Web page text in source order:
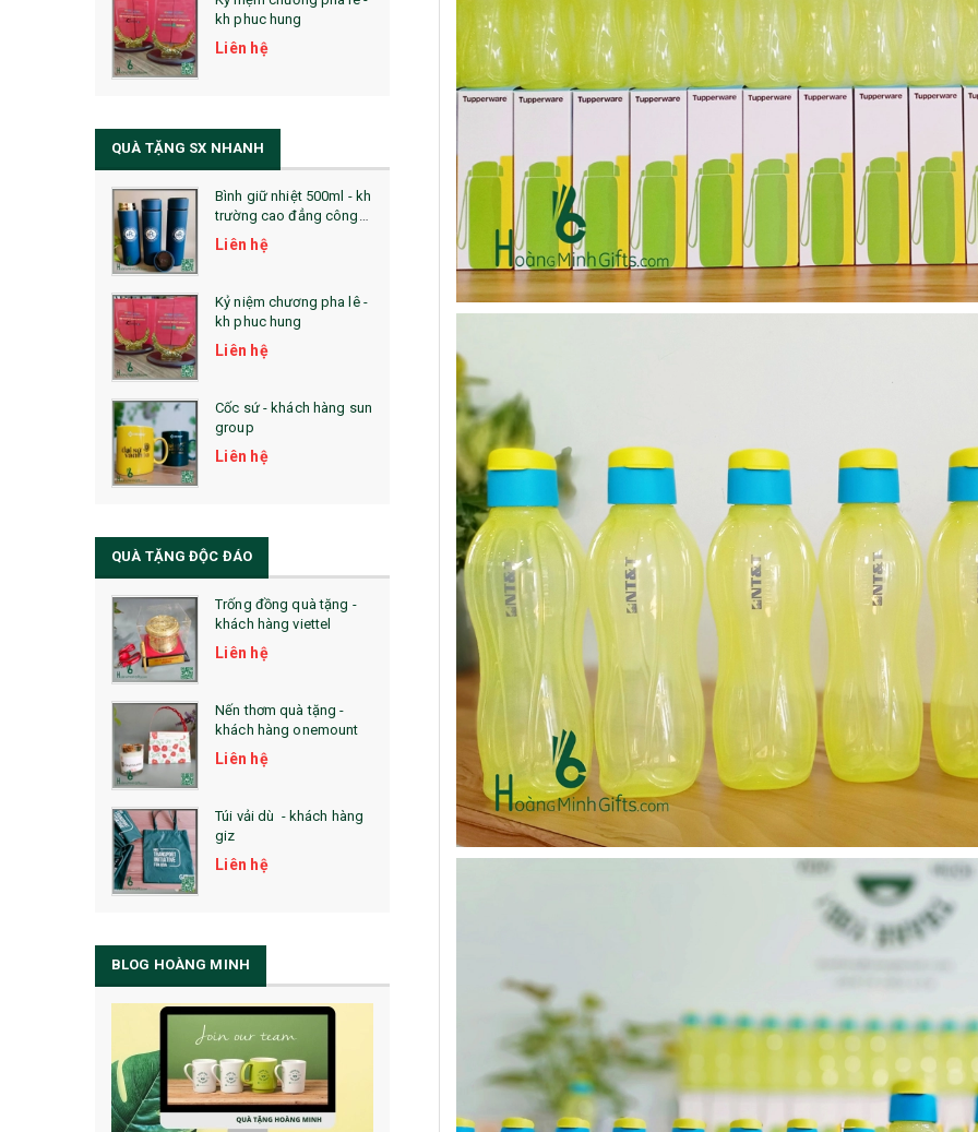
kh phuc hung
Liên hệ
kh viags
Liên hệ
Liên hệ
QUÀ TẶNG SX NHANH
Bình giữ nhiệt 500ml - kh
trường cao đẳng công
nghệ bách khoa hà nội
Liên hệ
Kỷ niệm chương pha lê -
kh phuc hung
Liên hệ
Cốc sứ - khách hàng sun
group
Liên hệ
Bộ sổ bút cao cấp -
khách hàng evs
Liên hệ
Pin sạc dự phòng hoco
Bình nước thủy tinh có
dây xách
Liên hệ
Cốc giữ nhiệt 500ml
Liên hệ
Pin sạc dự phòng hoco
Liên hệ
QUÀ TẶNG ĐỘC ĐÁO
Trống đồng quà tặng -
khách hàng viettel
Liên hệ
Nến thơm quà tặng -
khách hàng onemount
Liên hệ
Túi vải dù - khách hàng
giz
Liên hệ
Hộp da cao cấp đựng
rượu
Liên hệ
Mũ bảo hộ hàn quốc
sseda - onehousing
Liên hệ
Vòng đeo tay cao su in
logo - khách hàng sun
Loa bluetooth
soundcore ace a1 a3151
- kh cmc corporation
Loa bluetooth kimiso
bs02 - kh vicem
Liên hệ
Móc khóa mica dẻo -
kinh doanh
Liên hệ
BLOG HOÀNG MINH